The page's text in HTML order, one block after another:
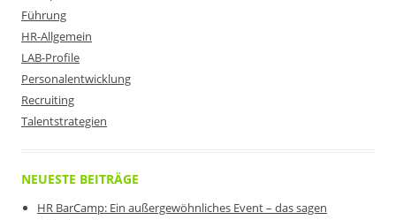
Führung
HR-Allgemein
LAB-Profile
Personalentwicklung
Recruiting
Talentstrategien
NEUESTE BEITRÄGE
HR BarCamp: Ein außergewöhnliches Event – das sagen